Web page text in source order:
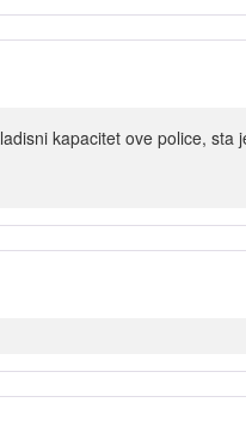
kapacitet ove police, sta